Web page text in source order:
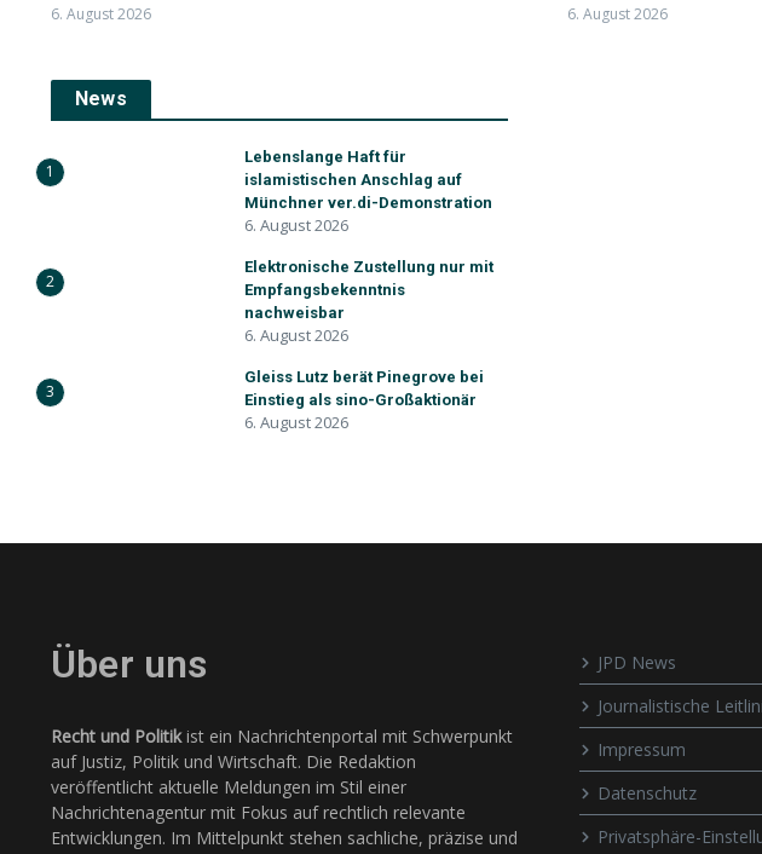
6. August 2026 6. August 2026
News
1
Lebenslange Haft für
islamistischen Anschlag auf
Münchner ver.di-Demonstration
6. August 2026
2
Elektronische Zustellung nur mit
Empfangsbekenntnis
nachweisbar
6. August 2026
3
Gleiss Lutz berät Pinegrove bei
Einstieg als sino-Großaktionär
6. August 2026
Über uns
Recht und Politikist ein Nachrichtenportal mit Schwerpunkt
auf Justiz, Politik und Wirtschaft. Die Redaktion
veröffentlicht aktuelle Meldungen im Stil einer
Nachrichtenagentur mit Fokus auf rechtlich relevante
Entwicklungen. Im Mittelpunkt stehen sachliche, präzise und
JPD News
Journalistische
Impressum
Datenschutz
Privatsphäre-